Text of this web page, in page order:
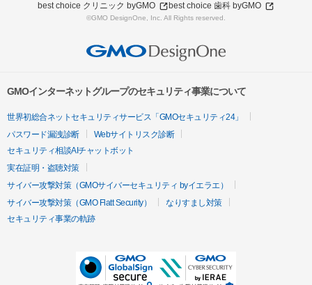
best choice クリニック byGMO
best choice 歯科 byGMO
©GMO DesignOne, Inc. All Rights reserved.
GMOインターネットグループのセキュリティ事業について
世界初総合ネットセキュリティサービス「GMOセキュリティ24」
パスワード漏洩診断
Webサイトリスク診断
セキュリティ相談AIチャットボット
実在証明・盗聴対策
サイバー攻撃対策（GMOサイバーセキュリティ byイエラエ）
サイバー攻撃対策（GMO Flatt Security）
なりすまし対策
セキュリティ事業の軌跡